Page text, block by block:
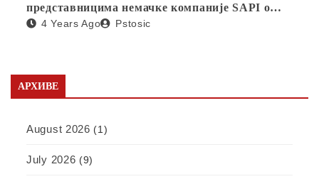
представницима немачке компаније SAPI о
отварању фабрике у Србији
4 Years Ago Pstosic
АРХИВЕ
August 2026 (1)
July 2026 (9)